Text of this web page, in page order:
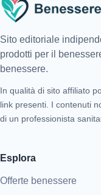
Sito editoriale
prodotti per il
benessere.
In qualità di sito affiliato
link presenti. I contenuti
di un professionista
Esplora
Offerte benessere